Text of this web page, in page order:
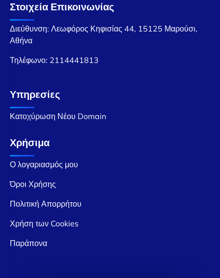
Στοιχεία Επικοινωνίας
Διεύθυνση: Λεωφόρος Κηφισίας 44, 15125 Μαρούσι,
Αθήνα
Τηλέφωνο: 2114441813
Υπηρεσίες
Κατοχύρωση Νέου Domain
Χρήσιμα
Ο λογαριασμός μου
Όροι Χρήσης
Πολιτική Απορρήτου
Χρήση των Cookies
Παράπονα